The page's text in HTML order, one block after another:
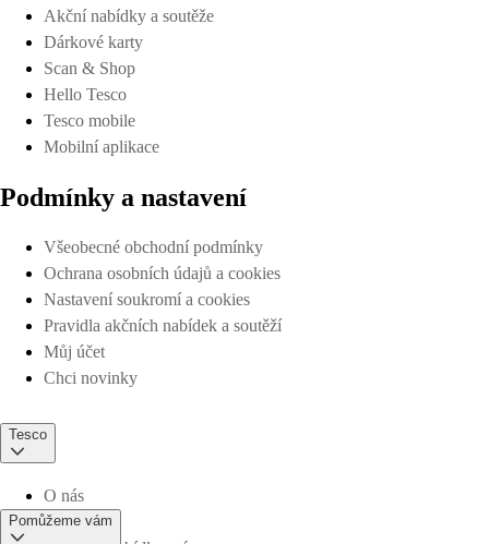
Akční nabídky a soutěže
Dárkové karty
Scan & Shop
Hello Tesco
Tesco mobile
Mobilní aplikace
Podmínky a nastavení
Všeobecné obchodní podmínky
Ochrana osobních údajů a cookies
Nastavení soukromí a cookies
Pravidla akčních nabídek a soutěží
Můj účet
Chci novinky
Tesco
O nás
Pomůžeme vám